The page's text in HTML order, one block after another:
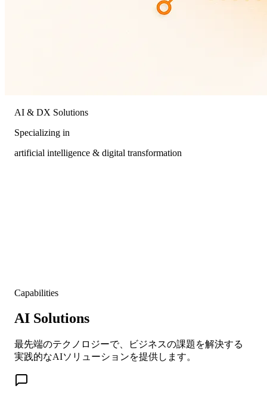
AI & DX Solutions
Specializing in
artificial intelligence & digital transformation
Capabilities
AI Solutions
最先端のテクノロジーで、ビジネスの課題を解決する
実践的なAIソリューションを提供します。